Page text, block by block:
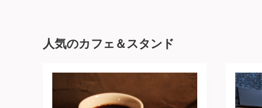
人気のカフェ＆スタンド